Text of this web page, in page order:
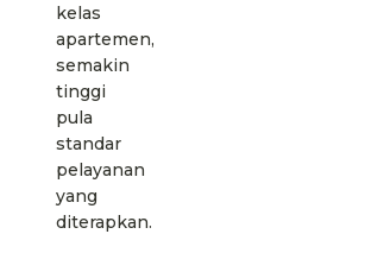
kelas
apartemen,
semakin
tinggi
pula
standar
pelayanan
yang
diterapkan.